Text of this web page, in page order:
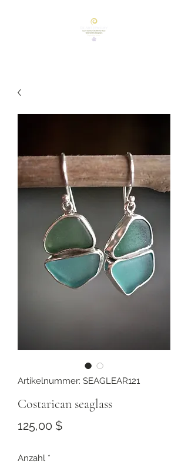
Artikelnummer: SEAGLEAR121
Costarican seaglass
125,00 $Preis
Anzahl *